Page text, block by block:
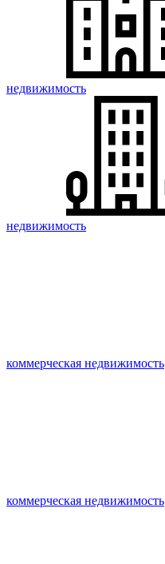
недвижимость
недвижимость
коммерческая недвижимость
коммерческая недвижимость